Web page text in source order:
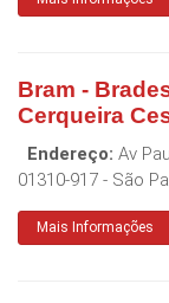
Bram -
Cerqueira
Endereço: Av
01310-917 - São
Mais Informações